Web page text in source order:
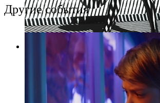
Фото: Пресс-служба "Ткачи"
Другие события